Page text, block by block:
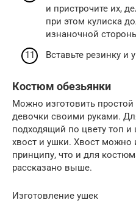
и пристрочите их,
при этом кулиска
изнаночной
Вставьте резинку и
Костюм обезьянки
Можно изготовить
девочки своими руками.
подходящий по цвету топ
хвост и ушки. Хвост можно
принципу, что и для
рассказано выше.
Изготовление ушек